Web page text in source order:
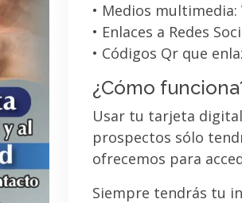
• Medios multimedia:
• Enlaces a Redes
• Códigos Qr que
¿Cómo
Usar tu tarjeta
prospectos sólo
ofrecemos para
Siempre tendrás tu